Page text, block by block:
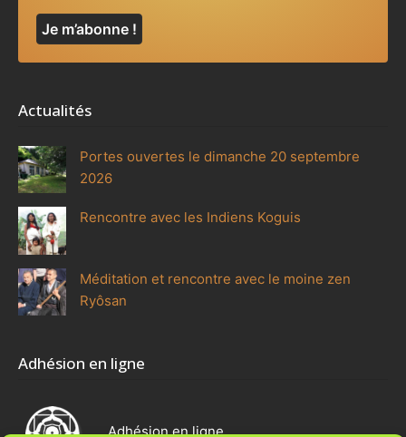
Actualités
Portes ouvertes le dimanche 20 septembre
2026
Rencontre avec les Indiens Koguis
Méditation et rencontre avec le moine zen
Ryôsan
Adhésion en ligne
Adhésion en ligne